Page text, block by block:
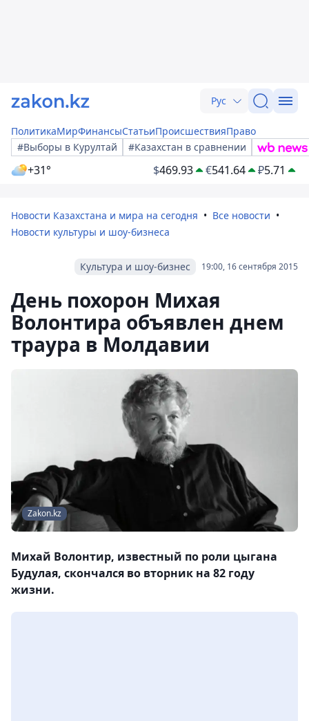
Рус
ПолитикаМирФинансыСтатьиПроисшествияПраво
#Выборы в Курултай
#Казахстан в сравнении
+31° $469.93 €541.64 ₽5.71
Новости Казахстана и мира на сегодня
Все новости
Новости культуры и шоу-бизнеса
19:00, 16 сентября 2015
Культура и шоу-бизнес
День похорон Михая
Волонтира объявлен днем
траура в Молдавии
Zakon.kz
Михай Волонтир, известный по роли цыгана
Будулая, скончался во вторник на 82 году
жизни.